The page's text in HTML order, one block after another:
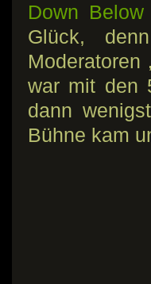
Down Below
Glück,
war mit den
dann
Bühne kam